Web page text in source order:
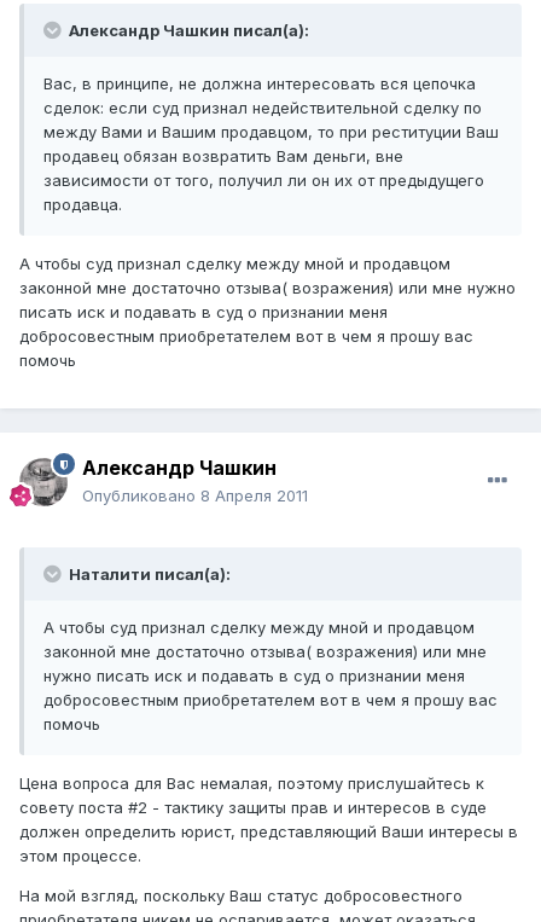
Александр Чашкин писал(а):
Вас, в принципе, не должна интересовать вся цепочка
сделок: если суд признал недействительной сделку по
между Вами и Вашим продавцом, то при реституции Ваш
продавец обязан возвратить Вам деньги, вне
зависимости от того, получил ли он их от предыдущего
продавца.
А чтобы суд признал сделку между мной и продавцом
законной мне достаточно отзыва( возражения) или мне нужно
писать иск и подавать в суд о признании меня
добросовестным приобретателем вот в чем я прошу вас
помочь
Александр Чашкин
Опубликовано 8 Апреля 2011
Наталити писал(а):
А чтобы суд признал сделку между мной и продавцом
законной мне достаточно отзыва( возражения) или мне
нужно писать иск и подавать в суд о признании меня
добросовестным приобретателем вот в чем я прошу вас
помочь
Цена вопроса для Вас немалая, поэтому прислушайтесь к
совету поста #2 - тактику защиты прав и интересов в суде
должен определить юрист, представляющий Ваши интересы в
этом процессе.
На мой взгляд, поскольку Ваш статус добросовестного